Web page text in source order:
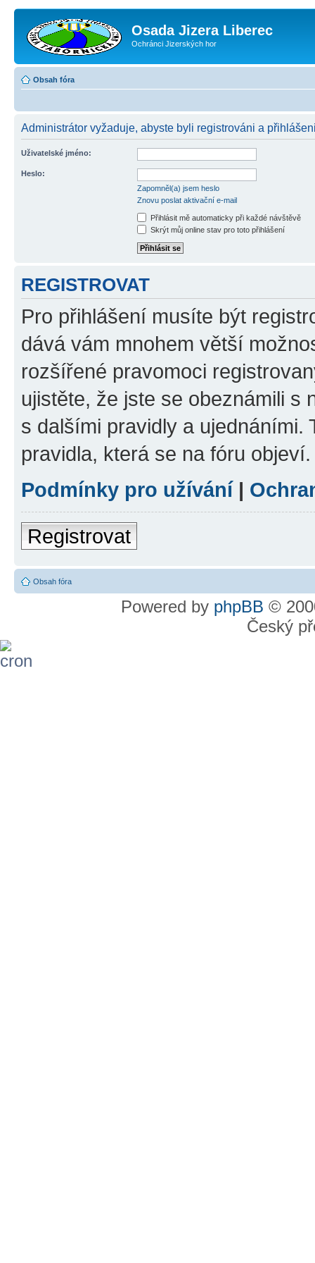
Osada Jizera Liberec
Ochránci Jizerských hor
Obsah fóra
Administrátor vyžaduje, abyste byli registrováni a
Uživatelské jméno:
Heslo:
Zapomněl(a) jsem heslo
Znovu poslat aktivační e-mail
Přihlásit mě automaticky při každé návštěvě
Skrýt můj online stav pro toto přihlášení
REGISTROVAT
Pro přihlášení musíte být
dává vám mnohem větší
rozšířené pravomoci
ujistěte, že jste se obeznámili s
s dalšími pravidly a ujednáními.
pravidla, která se na fóru objeví.
Podmínky pro užívání |
Registrovat
Obsah fóra
Powered by phpBB ©
Český